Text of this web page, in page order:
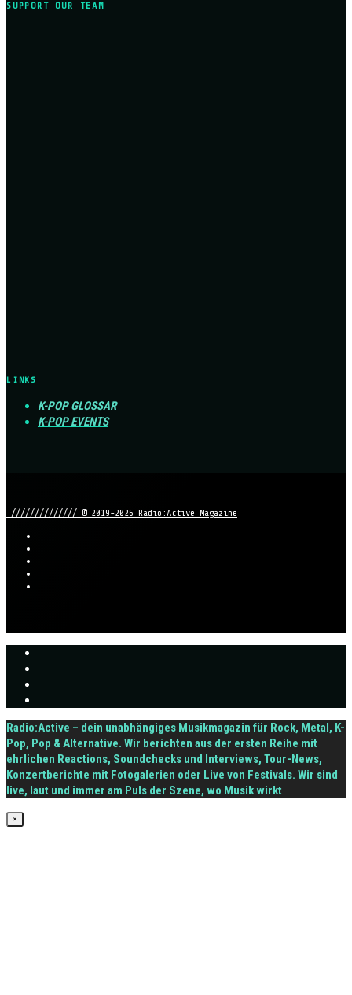
SUPPORT OUR TEAM
LINKS
K-POP GLOSSAR
K-POP EVENTS
////////////// © 2019-2026 Radio:Active Magazine
Radio:Active – dein unabhängiges Musikmagazin für Rock, Metal, K-
Pop, Pop & Alternative. Wir berichten aus der ersten Reihe mit
ehrlichen Reactions, Soundchecks und Interviews, Tour-News,
Konzertberichte mit Fotogalerien oder Live von Festivals. Wir sind
live, laut und immer am Puls der Szene, wo Musik wirkt
×